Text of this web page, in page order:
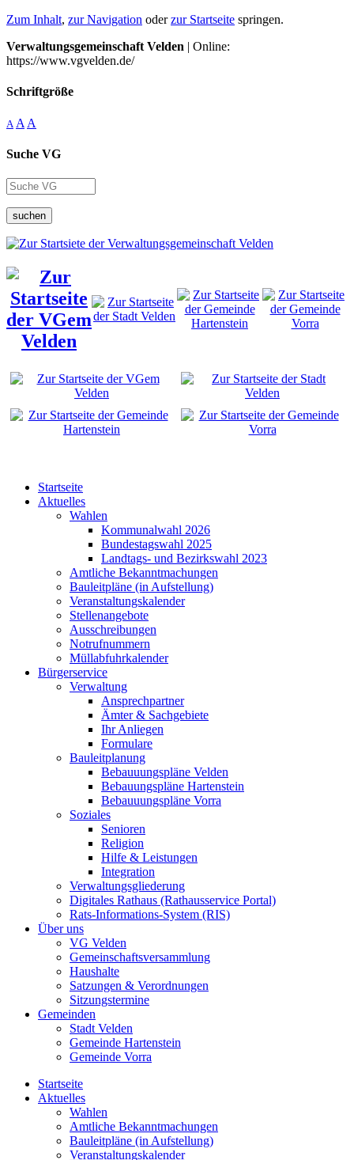
Zum Inhalt, zur Navigation oderzur Startseite springen.
Verwaltungsgemeinschaft Velden | Online:
https://www.vgvelden.de/
Schriftgröße
A A A
Suche VG
suchen
Startseite
Aktuelles
Wahlen
Kommunalwahl 2026
Bundestagswahl 2025
Landtags- und Bezirkswahl 2023
Amtliche Bekanntmachungen
Bauleitpläne (in Aufstellung)
Veranstaltungskalender
Stellenangebote
Ausschreibungen
Notrufnummern
Müllabfuhrkalender
Bürgerservice
Verwaltung
Ansprechpartner
Ämter & Sachgebiete
Ihr Anliegen
Formulare
Bauleitplanung
Bebauuungspläne Velden
Bebauungspläne Hartenstein
Bebauuungspläne Vorra
Soziales
Senioren
Religion
Hilfe & Leistungen
Integration
Verwaltungsgliederung
Digitales Rathaus (Rathausservice Portal)
Rats-Informations-System (RIS)
Über uns
VG Velden
Gemeinschaftsversammlung
Haushalte
Satzungen & Verordnungen
Sitzungstermine
Gemeinden
Stadt Velden
Gemeinde Hartenstein
Gemeinde Vorra
Startseite
Aktuelles
Wahlen
Amtliche Bekanntmachungen
Bauleitpläne (in Aufstellung)
Veranstaltungskalender